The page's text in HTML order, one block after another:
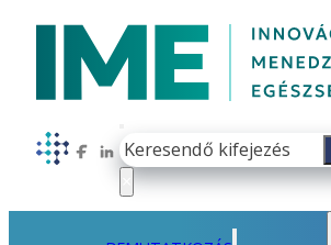
Follow us on Facebook
Follow us on LinkedIn
Keresés